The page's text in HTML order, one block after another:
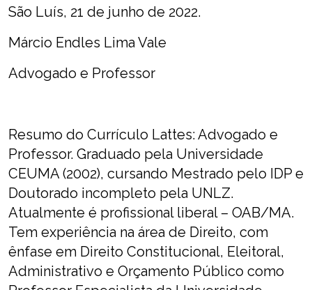
São Luís, 21 de junho de 2022.
Márcio Endles Lima Vale
Advogado e Professor
Resumo do Currículo Lattes: Advogado e
Professor. Graduado pela Universidade
CEUMA (2002), cursando Mestrado pelo IDP e
Doutorado incompleto pela UNLZ.
Atualmente é profissional liberal – OAB/MA.
Tem experiência na área de Direito, com
ênfase em Direito Constitucional, Eleitoral,
Administrativo e Orçamento Público como